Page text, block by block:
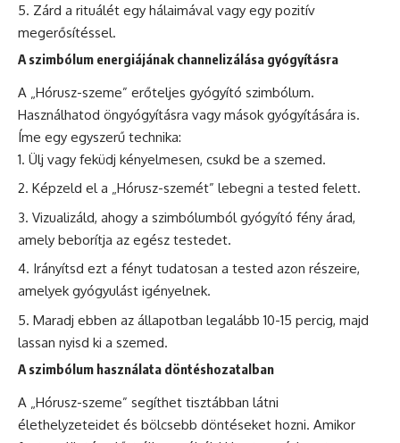
Zárd a rituálét egy hálaimával vagy egy pozitív
megerősítéssel.
A szimbólum energiájának channelizálása gyógyításra
A „Hórusz-szeme” erőteljes gyógyító szimbólum.
Használhatod öngyógyításra vagy mások gyógyítására is.
Íme egy egyszerű technika:
Ülj vagy feküdj kényelmesen, csukd be a szemed.
Képzeld el a „Hórusz-szemét” lebegni a tested felett.
Vizualizáld, ahogy a szimbólumból gyógyító fény árad,
amely beborítja az egész testedet.
Irányítsd ezt a fényt tudatosan a tested azon részeire,
amelyek gyógyulást igényelnek.
Maradj ebben az állapotban legalább 10-15 percig, majd
lassan nyisd ki a szemed.
A szimbólum használata döntéshozatalban
A „Hórusz-szeme” segíthet tisztábban látni
élethelyzeteidet és bölcsebb döntéseket hozni. Amikor